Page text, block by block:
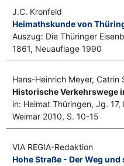
J.C. Kronfeld
Heimathskunde von
Auszug: Die Thüringer
1861, Neuauflage 1990
Hans-Heinrich Meyer, Catrin
Historische Verkehrswege
in: Heimat Thüringen, Jg.
Weimar 2010, S. 10-15
VIA REGIA-Redaktion
Hohe Straße - Der Weg